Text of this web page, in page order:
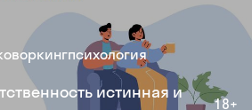
психология
истинная и
18+